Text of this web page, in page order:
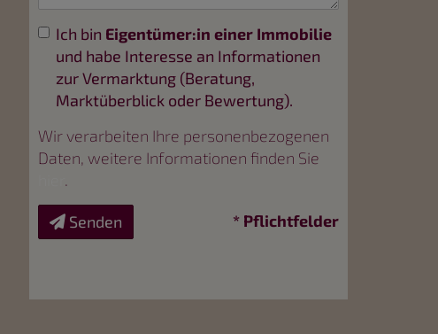
Ich bin Eigentümer:in einer Immobilie
und habe Interesse an Informationen
zur Vermarktung (Beratung,
Marktüberblick oder Bewertung).
Wir verarbeiten Ihre personenbezogenen
Daten, weitere Informationen finden Sie
.
Senden * Pflichtfelder